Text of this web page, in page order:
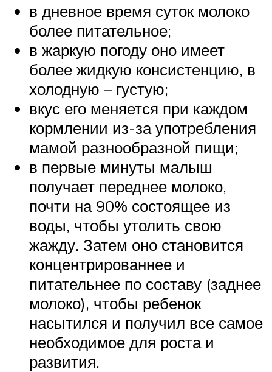
в дневное время суток молоко
более питательное;
в жаркую погоду оно имеет
более жидкую консистенцию, в
холодную – густую;
вкус его меняется при каждом
кормлении из-за употребления
мамой разнообразной пищи;
в первые минуты малыш
получает переднее молоко,
почти на 90% состоящее из
воды, чтобы утолить свою
жажду. Затем оно становится
концентрированнее и
питательнее по составу (заднее
молоко), чтобы ребенок
насытился и получил все самое
необходимое для роста и
развития.